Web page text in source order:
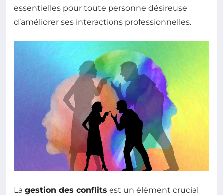
essentielles pour toute personne désireuse
d’améliorer ses interactions professionnelles.
La gestion des conflits est un élément crucial